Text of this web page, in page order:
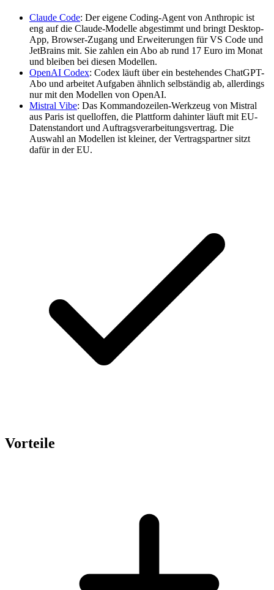
Claude Code: Der eigene Coding-Agent von Anthropic ist
eng auf die Claude-Modelle abgestimmt und bringt Desktop-
App, Browser-Zugang und Erweiterungen für VS Code und
JetBrains mit. Sie zahlen ein Abo ab rund 17 Euro im Monat
und bleiben bei diesen Modellen.
OpenAI Codex: Codex läuft über ein bestehendes ChatGPT-
Abo und arbeitet Aufgaben ähnlich selbständig ab, allerdings
nur mit den Modellen von OpenAI.
Mistral Vibe: Das Kommandozeilen-Werkzeug von Mistral
aus Paris ist quelloffen, die Plattform dahinter läuft mit EU-
Datenstandort und Auftragsverarbeitungsvertrag. Die
Auswahl an Modellen ist kleiner, der Vertragspartner sitzt
dafür in der EU.
Vorteile